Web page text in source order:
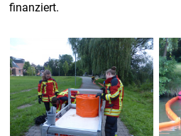
finanziert.